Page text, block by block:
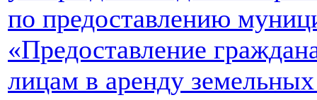
по предоставлению
«Предоставление
лицам в аренду земельных